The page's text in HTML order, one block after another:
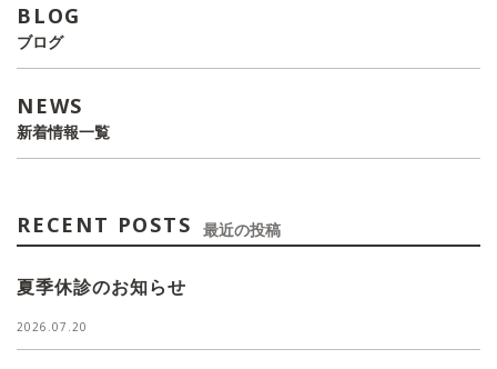
BLOG
ブログ
NEWS
新着情報一覧
RECENT POSTS 最近の投稿
夏季休診のお知らせ
2026.07.20